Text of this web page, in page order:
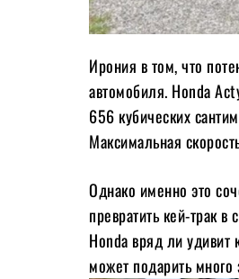
Ирония в том, что
автомобиля. Honda
656 кубических
Максимальная
Однако именно это
превратить кей-трак
Honda вряд ли
может подарить